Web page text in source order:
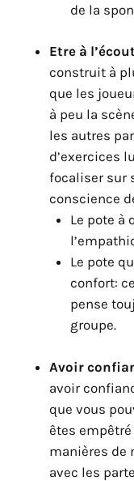
de la
Etre à
construit à
que les
à peu la
les autres
d’exercices
focaliser sur
conscience
Le pote à
Le pote
confort:
pense
groupe.
Avoir
avoir
que vous
êtes
manières de
avec les